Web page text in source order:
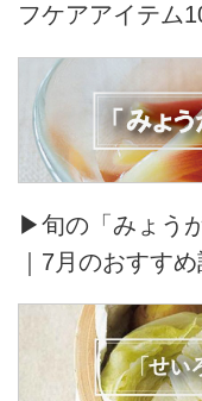
フケアアイテム
▶旬の「みょう
｜7月のおすす